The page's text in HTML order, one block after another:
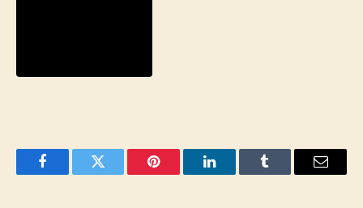
FacebookTwitter Pinterest LinkedInTumblr Email